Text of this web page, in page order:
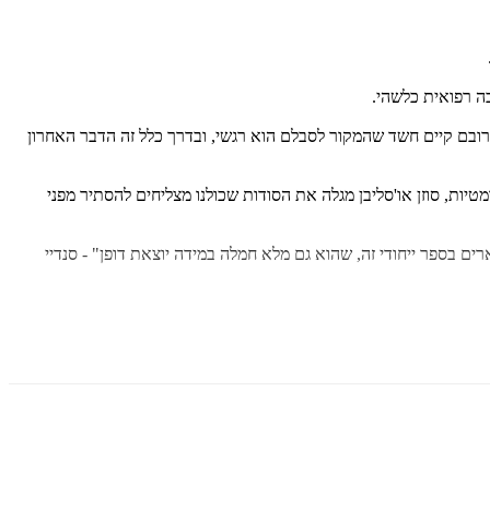
רפואית כלשהי.
קיים חשד שהמקור לסבלם הוא רגשי, ובדרך כלל זה הדבר האחרון
סוזן או'סליבן מגלה את הסודות שכולנו מצליחים להסתיר מפני
בספר ייחודי זה, שהוא גם מלא חמלה במידה יוצאת דופן" - סנדיי